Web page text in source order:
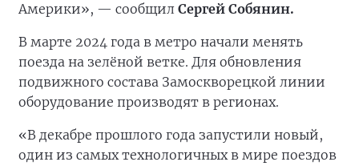
Америки», — сообщил Сергей Собянин.
В марте 2024 года в метро начали менять
поезда на зелёной ветке. Для обновления
подвижного состава Замоскворецкой линии
оборудование производят в регионах.
«В декабре прошлого года запустили новый,
один из самых технологичных в мире поездов